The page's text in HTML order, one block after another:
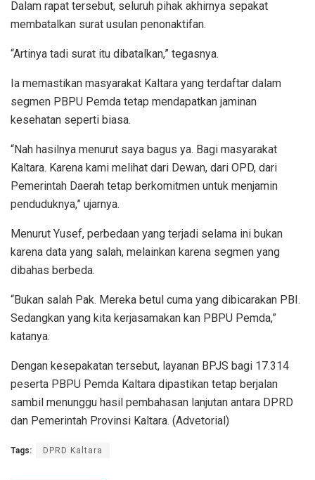
Dalam rapat tersebut, seluruh pihak akhirnya sepakat
membatalkan surat usulan penonaktifan.
“Artinya tadi surat itu dibatalkan,” tegasnya.
Ia memastikan masyarakat Kaltara yang terdaftar dalam
segmen PBPU Pemda tetap mendapatkan jaminan
kesehatan seperti biasa.
“Nah hasilnya menurut saya bagus ya. Bagi masyarakat
Kaltara. Karena kami melihat dari Dewan, dari OPD, dari
Pemerintah Daerah tetap berkomitmen untuk menjamin
penduduknya,” ujarnya.
Menurut Yusef, perbedaan yang terjadi selama ini bukan
karena data yang salah, melainkan karena segmen yang
dibahas berbeda.
“Bukan salah Pak. Mereka betul cuma yang dibicarakan PBI.
Sedangkan yang kita kerjasamakan kan PBPU Pemda,”
katanya.
Dengan kesepakatan tersebut, layanan BPJS bagi 17.314
peserta PBPU Pemda Kaltara dipastikan tetap berjalan
sambil menunggu hasil pembahasan lanjutan antara DPRD
dan Pemerintah Provinsi Kaltara. (Advetorial)
Tags: DPRD Kaltara